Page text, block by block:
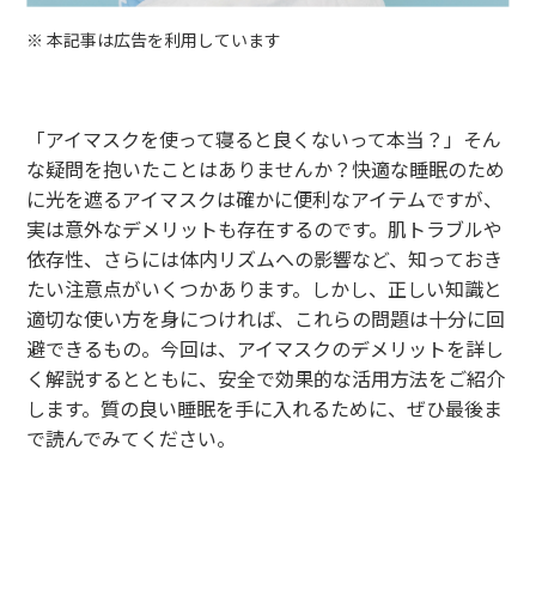
※ 本記事は広告を利用しています
「アイマスクを使って寝ると良くないって本当？」そん
な疑問を抱いたことはありませんか？快適な睡眠のため
に光を遮るアイマスクは確かに便利なアイテムですが、
実は意外なデメリットも存在するのです。肌トラブルや
依存性、さらには体内リズムへの影響など、知っておき
たい注意点がいくつかあります。しかし、正しい知識と
適切な使い方を身につければ、これらの問題は十分に回
避できるもの。今回は、アイマスクのデメリットを詳し
く解説するとともに、安全で効果的な活用方法をご紹介
します。質の良い睡眠を手に入れるために、ぜひ最後ま
で読んでみてください。